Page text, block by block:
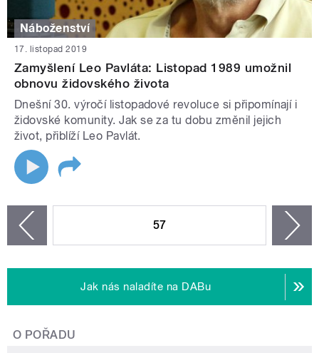
Náboženství
17. listopad 2019
Zamyšlení Leo Pavláta: Listopad 1989 umožnil
obnovu židovského života
Dnešní 30. výročí listopadové revoluce si připomínají i
židovské komunity. Jak se za tu dobu změnil jejich
život, přiblíží Leo Pavlát.
57
Jak nás naladíte na DABu
O POŘADU